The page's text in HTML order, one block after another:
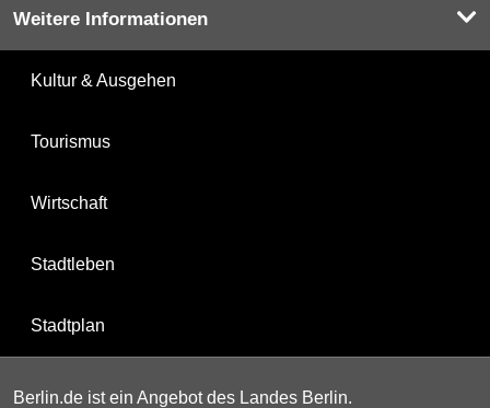
Weitere Informationen
Kultur & Ausgehen
Tourismus
Wirtschaft
Stadtleben
Stadtplan
Berlin.de ist ein Angebot des Landes Berlin.